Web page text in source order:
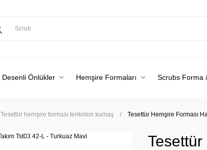
Desenli Önlükler Hemşire Formaları Scrubs Forma
Tesettür hemşire forması terikoton kumaş Tesettür Hemşire Forması
Tesettür